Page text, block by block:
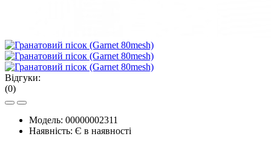
Відгуки:
(0)
Модель: 00000002311
Наявність: Є в наявності